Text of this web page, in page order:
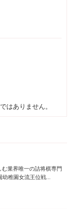
はありません。
業界唯一の詰将棋専門
稚園女流王位戦...